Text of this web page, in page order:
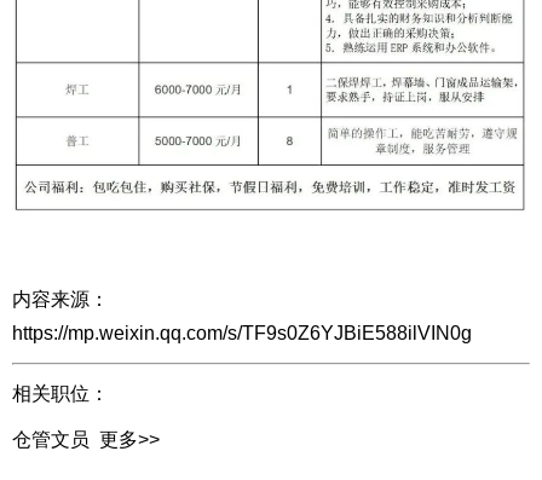
内容来源：
https://mp.weixin.qq.com/s/TF9s0Z6YJBiE588ilVIN0g
相关职位：
仓管文员 更多>>